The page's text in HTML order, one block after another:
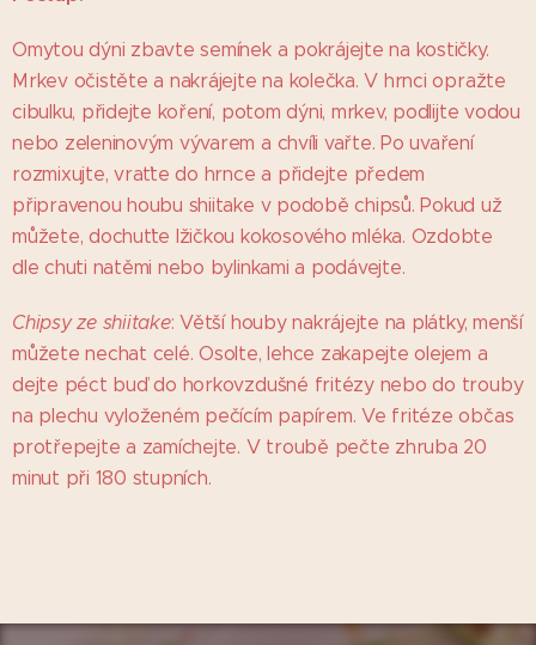
Omytou dýni zbavte semínek a pokrájejte na kostičky.
Mrkev očistěte a nakrájejte na kolečka. V hrnci opražte
cibulku, přidejte koření, potom dýni, mrkev, podlijte vodou
nebo zeleninovým vývarem a chvíli vařte. Po uvaření
rozmixujte, vraťte do hrnce a přidejte předem
připravenou houbu shiitake v podobě chipsů. Pokud už
můžete, dochuťte lžičkou kokosového mléka. Ozdobte
dle chuti natěmi nebo bylinkami a podávejte.
Chipsy ze shiitake: Větší houby nakrájejte na plátky, menší
můžete nechat celé. Osolte, lehce zakapejte olejem a
dejte péct buď do horkovzdušné fritézy nebo do trouby
na plechu vyloženém pečícím papírem. Ve fritéze občas
protřepejte a zamíchejte. V troubě pečte zhruba 20
minut při 180 stupních.